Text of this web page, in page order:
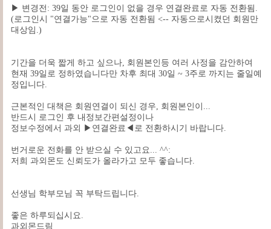
▶ 변경전: 39일 동안 로그인이 없을 경우 연결완료로 자동 전환됨.
(로그인시 "연결가능"으로 자동 전환됨 <-- 자동으로시켰던 회원만
대상임.)
기간을 더욱 짧게 하고 싶으나, 회원본인등 여러 사정을 감안하여
현재 39일로 정하였습니다만 차후 최대 30일 ~ 3주로 까지는 줄일예
정입니다.
근본적인 대책은 회원연결이 되신 경우, 회원본인이...
반드시 로그인 후 내정보간편설정이나
정보수정에서 과외 ▶연결완료◀로 전환하시기 바랍니다.
번거로운 전화를 안 받으실 수 있고요... ^^:
저희 과외몬도 신뢰도가 올라가고 모두 좋습니다.
선생님 학부모님 꼭 부탁드립니다.
좋은 하루되십시요.
과외몬드림